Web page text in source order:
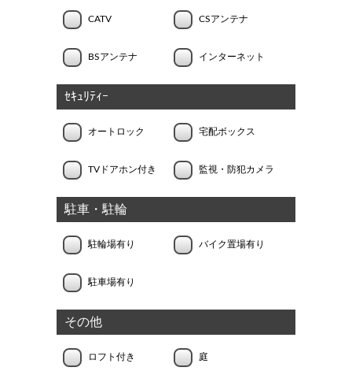
CATV CSアンテナ
BSアンテナ インターネット
ｾｷｭﾘﾃｨｰ
オートロック 宅配ボックス
TVドアホン付き 監視・防犯カメラ
駐車・駐輪
駐輪場有り バイク置場有り
駐車場有り
その他
ロフト付き 庭